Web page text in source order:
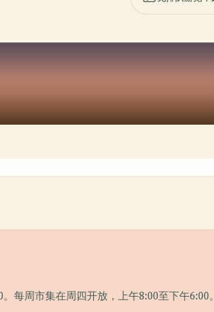
每周市集在周四开放，上午8:00至下午6:00